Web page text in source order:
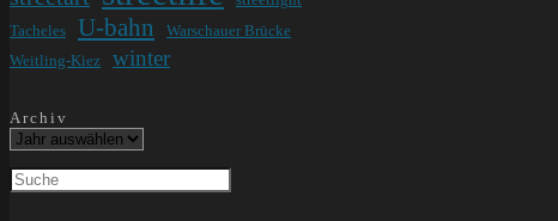
Tacheles U-bahn
Warschauer Brücke
Weitling-Kiez
winter
Archiv